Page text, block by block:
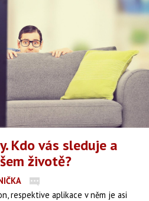
Kdo vás sleduje a
životě?
respektive aplikace v něm je asi